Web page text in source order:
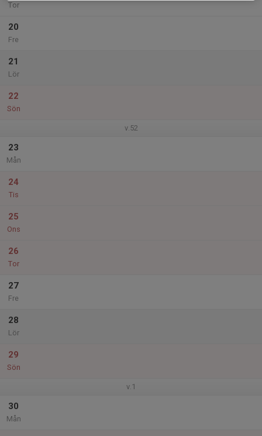
Tor
20
Fre
21
Lör
22
Sön
v.52
23
Mån
24
Tis
25
Ons
26
Tor
27
Fre
28
Lör
29
Sön
v.1
30
Mån